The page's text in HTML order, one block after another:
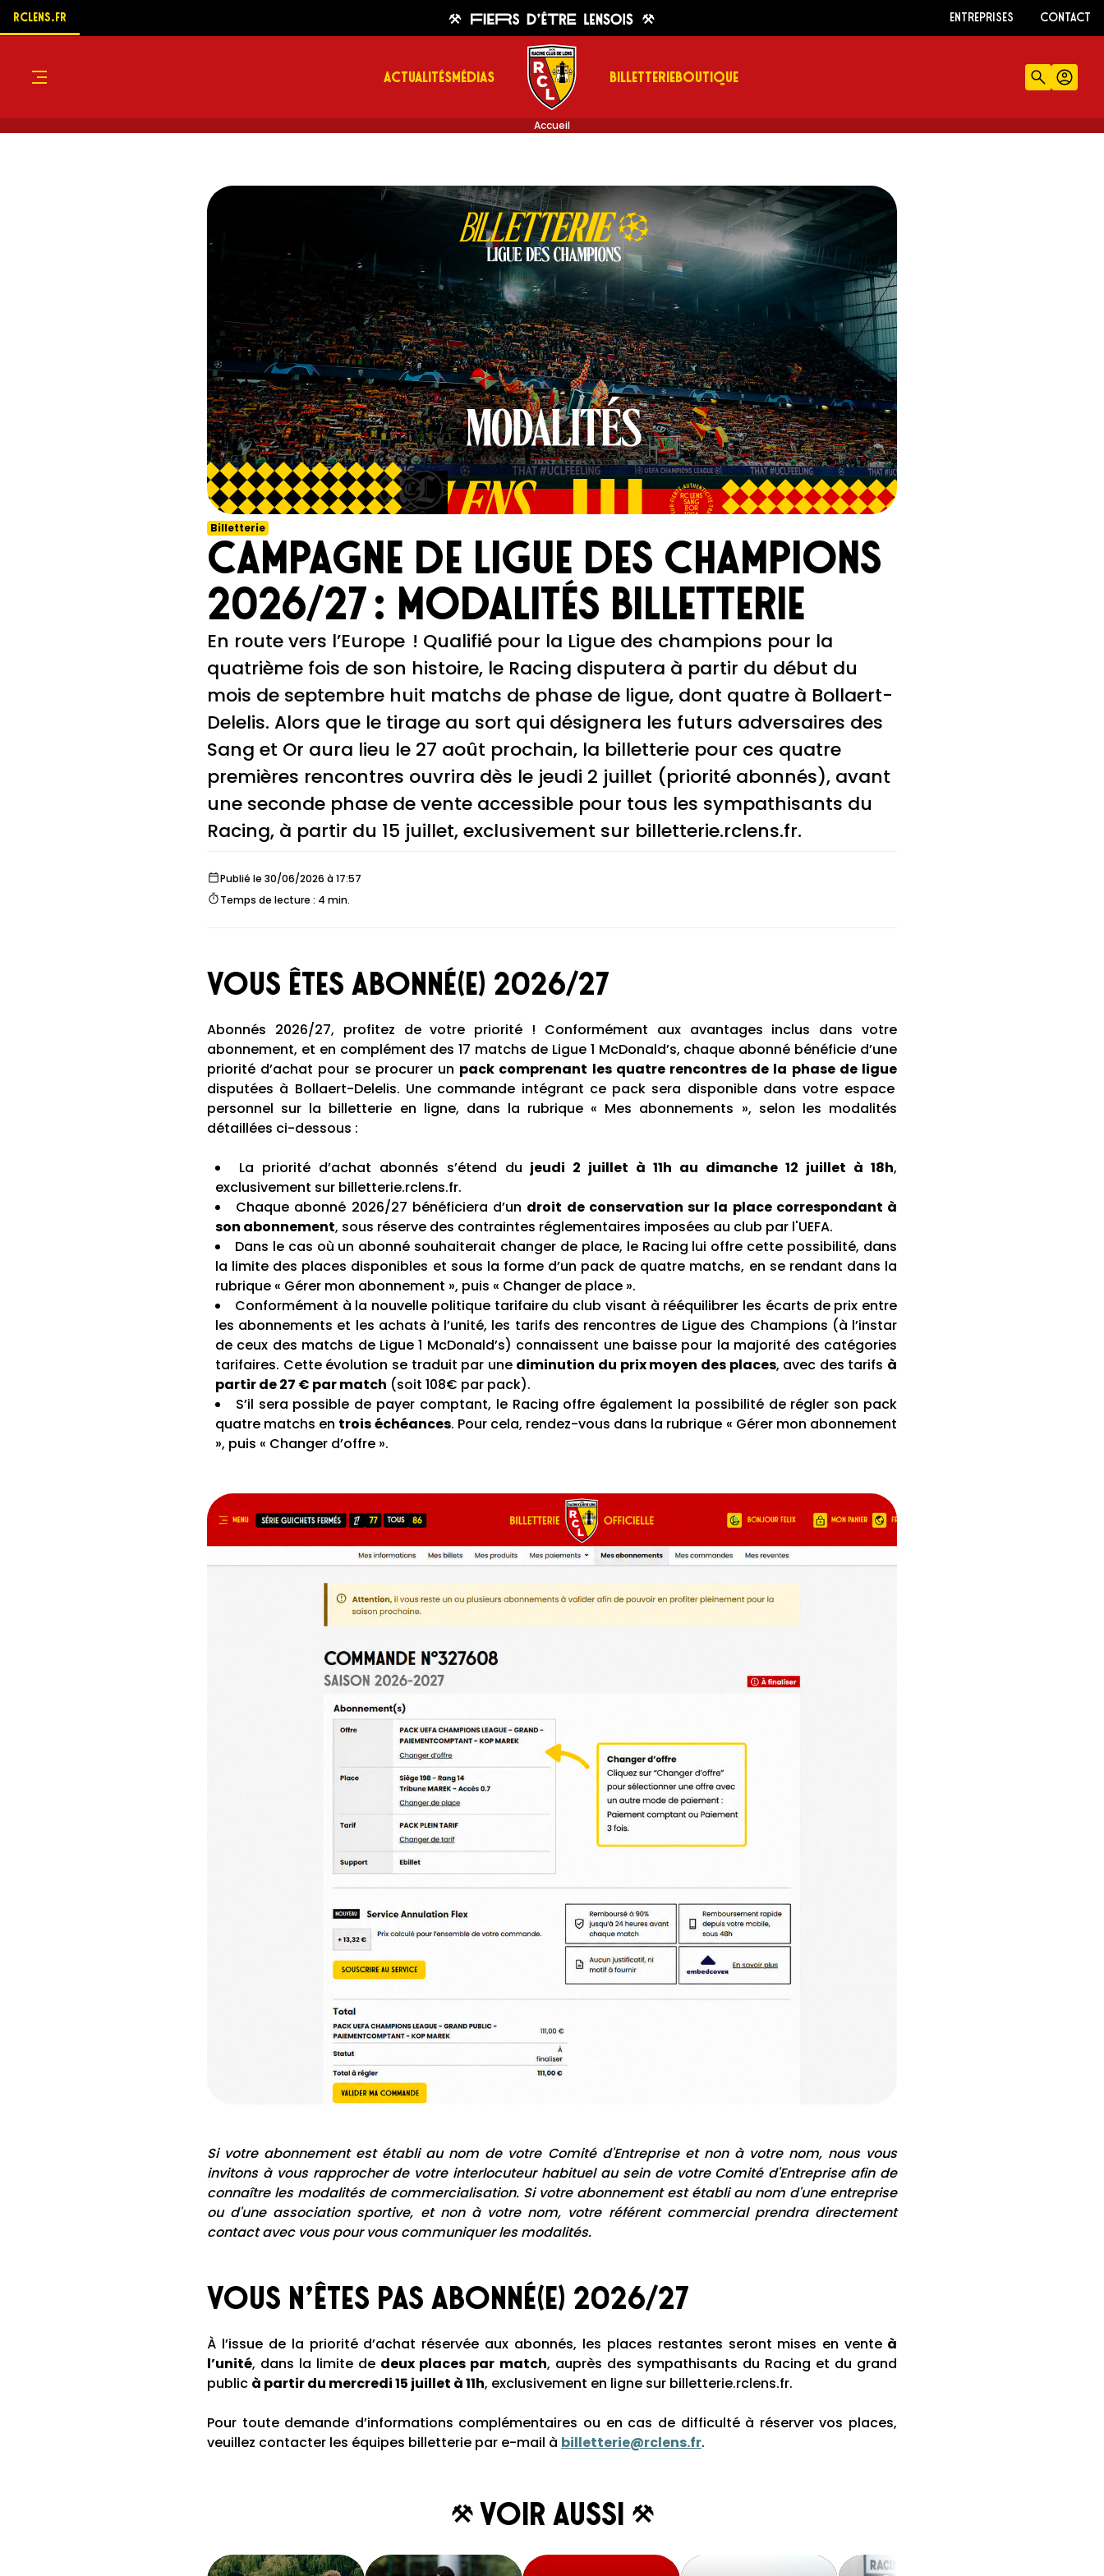
RCLENS.FR ENTREPRISES CONTACT
Menu ACTUALITÉSMÉDIAS BILLETTERIEBOUTIQUE
Accueil
Billetterie
Campagne de Ligue des champions
2026/27 : modalités billetterie
En route vers l’Europe ! Qualifié pour la Ligue des champions pour la
quatrième fois de son histoire, le Racing disputera à partir du début du
mois de septembre huit matchs de phase de ligue, dont quatre à Bollaert-
Delelis. Alors que le tirage au sort qui désignera les futurs adversaires des
Sang et Or aura lieu le 27 août prochain, la billetterie pour ces quatre
premières rencontres ouvrira dès le jeudi 2 juillet (priorité abonnés), avant
une seconde phase de vente accessible pour tous les sympathisants du
Racing, à partir du 15 juillet, exclusivement sur billetterie.rclens.fr.
Publié le 30/06/2026 à 17:57
Temps de lecture : 4 min.
Vous êtes abonné(e) 2026/27
Abonnés 2026/27, profitez de votre priorité ! Conformément aux avantages inclus dans votre
abonnement, et en complément des 17 matchs de Ligue 1 McDonald’s, chaque abonné bénéficie d’une
priorité d’achat pour se procurer un pack comprenant les quatre rencontres de la phase de ligue
disputées à Bollaert-Delelis. Une commande intégrant ce pack sera disponible dans votre espace
personnel sur la billetterie en ligne, dans la rubrique « Mes abonnements », selon les modalités
détaillées ci-dessous :
La priorité d’achat abonnés s’étend du jeudi 2 juillet à 11h au dimanche 12 juillet à 18h,
exclusivement sur billetterie.rclens.fr.
Chaque abonné 2026/27 bénéficiera d’un droit de conservation sur la place correspondant à
son abonnement, sous réserve des contraintes réglementaires imposées au club par l'UEFA.
Dans le cas où un abonné souhaiterait changer de place, le Racing lui offre cette possibilité, dans
la limite des places disponibles et sous la forme d’un pack de quatre matchs, en se rendant dans la
rubrique « Gérer mon abonnement », puis « Changer de place ».
Conformément à la nouvelle politique tarifaire du club visant à rééquilibrer les écarts de prix entre
les abonnements et les achats à l’unité, les tarifs des rencontres de Ligue des Champions (à l’instar
de ceux des matchs de Ligue 1 McDonald’s) connaissent une baisse pour la majorité des catégories
tarifaires. Cette évolution se traduit par une diminution du prix moyen des places, avec des tarifs à
partir de 27 € par match (soit 108€ par pack).
S’il sera possible de payer comptant, le Racing offre également la possibilité de régler son pack
quatre matchs en trois échéances. Pour cela, rendez-vous dans la rubrique « Gérer mon abonnement
», puis « Changer d’offre ».
Si votre abonnement est établi au nom de votre Comité d'Entreprise et non à votre nom, nous vous
invitons à vous rapprocher de votre interlocuteur habituel au sein de votre Comité d'Entreprise afin de
connaître les modalités de commercialisation. Si votre abonnement est établi au nom d'une entreprise
ou d'une association sportive, et non à votre nom, votre référent commercial prendra directement
contact avec vous pour vous communiquer les modalités.
Vous n’êtes pas abonné(e) 2026/27
À l’issue de la priorité d’achat réservée aux abonnés, les places restantes seront mises en vente à
l’unité, dans la limite de deux places par match, auprès des sympathisants du Racing et du grand
public à partir du mercredi 15 juillet à 11h, exclusivement en ligne sur billetterie.rclens.fr.
Pour toute demande d’informations complémentaires ou en cas de difficulté à réserver vos places,
veuillez contacter les équipes billetterie par e-mail à billetterie@rclens.fr.
Voir aussi